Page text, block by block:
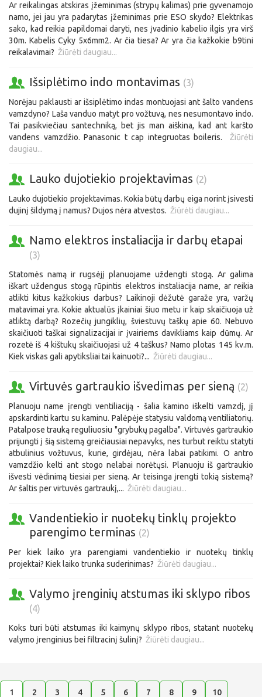
Ar reikalingas atskiras įžeminimas (strypų kalimas) prie gyvenamojo
namo, jei jau yra padarytas įžeminimas prie ESO skydo? Elektrikas
sako, kad reikia papildomai daryti, nes įvadinio kabelio ilgis yra virš
30m. Kabelis Cyky 5x6mm2. Ar čia tiesa? Ar yra čia kažkokie b9tini
reikalavimai? Žiūrėti daugiau...
Išsiplėtimo indo montavimas (3)
Norėjau paklausti ar išsiplėtimo indas montuojasi ant šalto vandens
vamzdyno? Laša vanduo matyt pro vožtuvą, nes nesumontavo indo.
Tai pasikviečiau santechniką, bet jis man aiškina, kad ant karšto
vandens vamzdžio. Panasonic t cap integruotas boileris. Žiūrėti
daugiau...
Lauko dujotiekio projektavimas (2)
Lauko dujotiekio projektavimas. Kokia būtų darbų eiga norint įsivesti
dujinį šildymą į namus? Dujos nėra atvestos. Žiūrėti daugiau...
Namo elektros instaliacija ir darbų etapai
(3)
Statomės namą ir rugsėjį planuojame uždengti stogą. Ar galima
iškart uždengus stogą rūpintis elektros instaliacija name, ar reikia
atlikti kitus kažkokius darbus? Laikinoji dėžutė garaže yra, varžų
matavimai yra. Kokie aktualūs įkainiai šiuo metu ir kaip skaičiuoja už
atliktą darbą? Rozečių jungiklių, šviestuvų taškų apie 60. Nebuvo
skaičiuoti taškai signalizacijai ir įvairiems davikliams kaip dūmų. Ar
rozetė iš 4 kištukų skaičiuojasi už 4 taškus? Namo plotas 145 kv.m.
Kiek viskas gali apytiksliai tai kainuoti?... Žiūrėti daugiau...
Virtuvės gartraukio išvedimas per sieną (2)
Planuoju name įrengti ventiliaciją - šalia kamino iškelti vamzdį, jį
apskardinti kartu su kaminu. Palėpėje statysiu valdomą ventiliatorių.
Patalpose trauką reguliuosiu "grybukų pagalba". Virtuvės gartraukio
prijungti į šią sistemą greičiausiai nepavyks, nes turbut reiktu statyti
atbulinius vožtuvus, kurie, girdėjau, nėra labai patikimi. O antro
vamzdžio kelti ant stogo nelabai norėtųsi. Planuoju iš gartraukio
išvesti vėdinimą tiesiai per sieną. Ar teisinga įrengti tokią sistemą?
Ar šaltis per virtuvės gartraukį,... Žiūrėti daugiau...
Vandentiekio ir nuotekų tinklų projekto
parengimo terminas (2)
Per kiek laiko yra parengiami vandentiekio ir nuotekų tinklų
projektai? Kiek laiko trunka suderinimas? Žiūrėti daugiau...
Valymo įrenginių atstumas iki sklypo ribos
(4)
Koks turi būti atstumas iki kaimynų sklypo ribos, statant nuotekų
valymo įrenginius bei filtracinį šulinį? Žiūrėti daugiau...
1 2 3 4 5 6 7 8 9 10